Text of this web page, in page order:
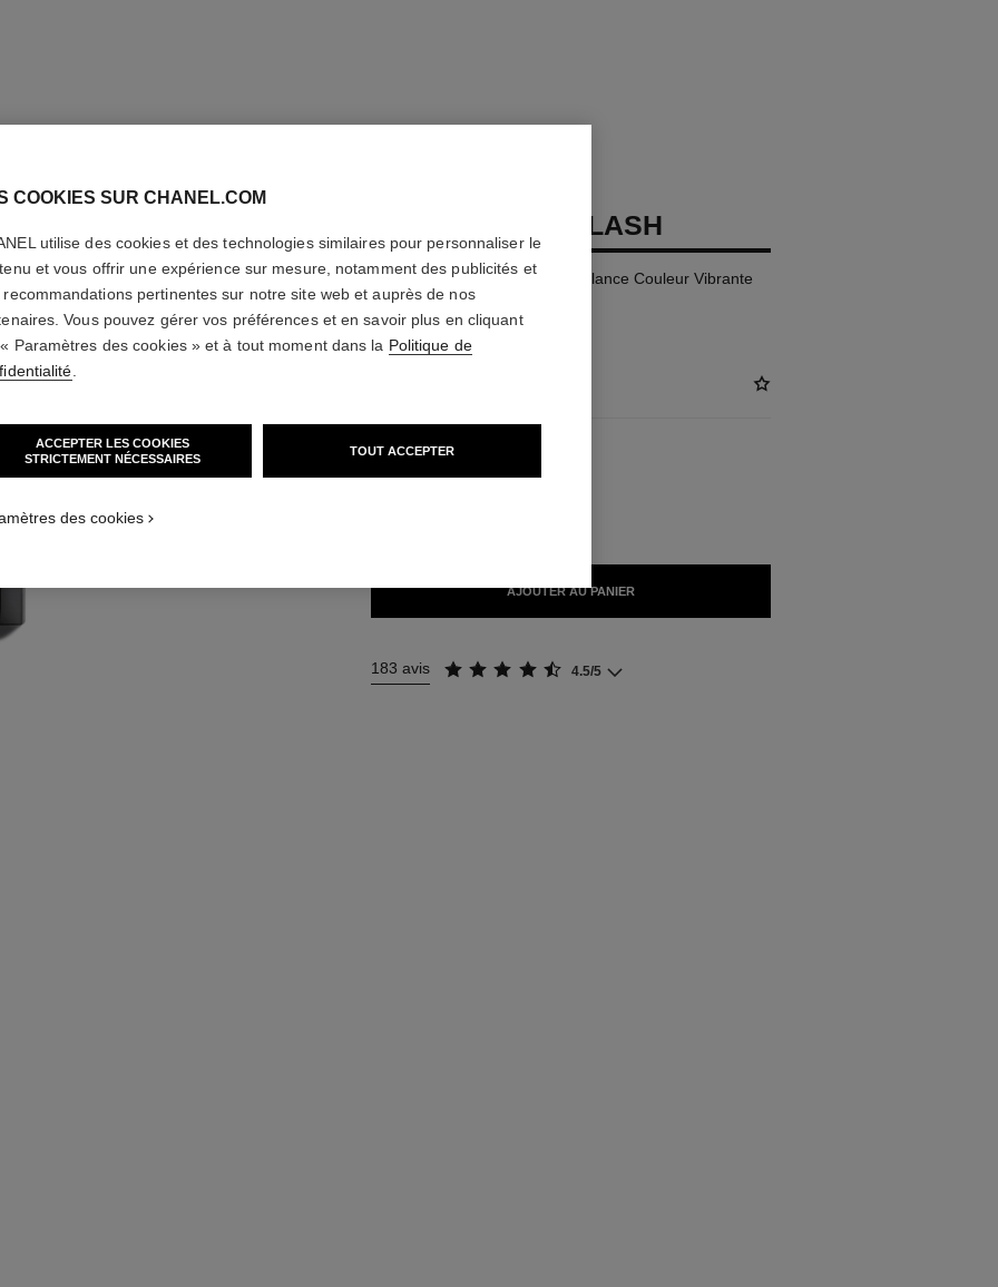
ROUGE COCO FLASH
Le Rouge Hydratant, Haute Brillance Couleur Vibrante
En savoir plus
Réf. 174088
32 TEINTES DISPONIBLES
AJOUTER AU PANIER
183 avis 4.5/5
COOKIES SUR CHANEL.COM
utilise des cookies et des technologies similaires pour personnaliser le
et vous offrir une expérience sur mesure, notamment des publicités et
recommandations pertinentes sur notre site web et auprès de nos
Vous pouvez gérer vos préférences et en savoir plus en cliquant
Paramètres des cookies » et à tout moment dans la Politique de
ACCEPTER LES COOKIES
STRICTEMENT NÉCESSAIRES
TOUT ACCEPTER
des cookies